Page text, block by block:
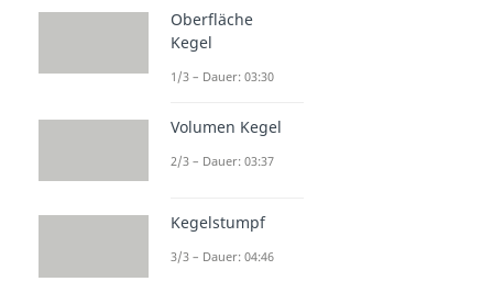
Oberfläche
Kegel
1/3 – Dauer: 03:30
Volumen Kegel
2/3 – Dauer: 03:37
Kegelstumpf
3/3 – Dauer: 04:46